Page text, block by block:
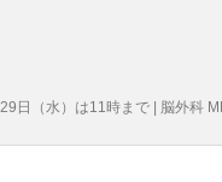
日（水）は11時まで | 脳外科